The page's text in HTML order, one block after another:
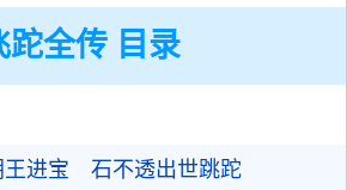
跎全传 目录
进宝 石不透出世跳跎